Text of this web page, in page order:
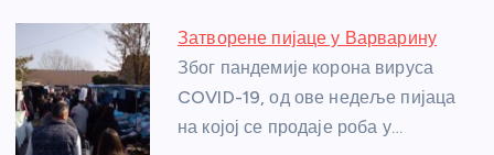
Затворене пијаце у Варварину
Због пандемије корона вируса
COVID-19, од ове недеље пијаца
на којој се продаје роба у…